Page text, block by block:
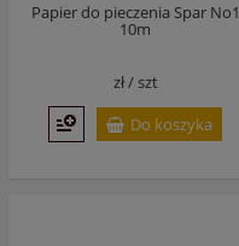
Papier do pieczenia Spar No1
10m
zł /szt
Do koszyka